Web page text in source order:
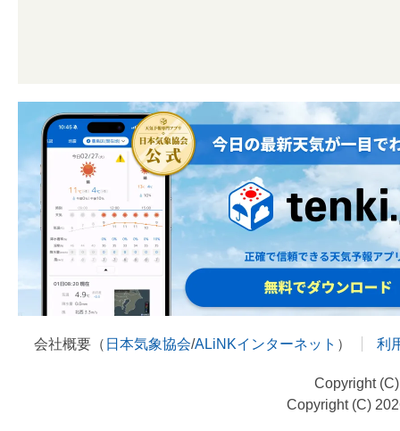
会社概要（ 日本気象協会/ALiNKインターネット ） 利
Copyright
Copyright (C)